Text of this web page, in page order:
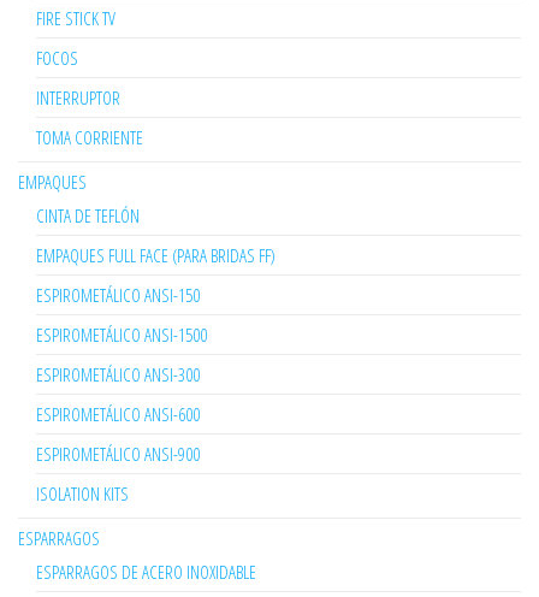
FIRE STICK TV
FOCOS
INTERRUPTOR
TOMA CORRIENTE
EMPAQUES
CINTA DE TEFLÓN
EMPAQUES FULL FACE (PARA BRIDAS FF)
ESPIROMETÁLICO ANSI-150
ESPIROMETÁLICO ANSI-1500
ESPIROMETÁLICO ANSI-300
ESPIROMETÁLICO ANSI-600
ESPIROMETÁLICO ANSI-900
ISOLATION KITS
ESPARRAGOS
ESPARRAGOS DE ACERO INOXIDABLE